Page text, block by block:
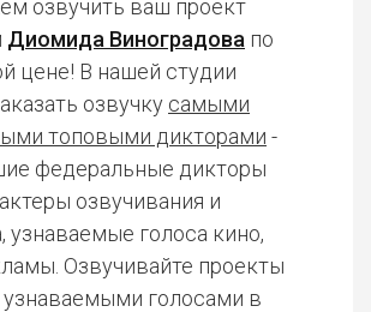
озвучить ваш проект
Диомида Виноградова по
цене! В нашей студии
озвучку самыми
топовыми дикторами -
федеральные дикторы
озвучивания и
узнаваемые голоса кино,
Озвучивайте проекты
голосами в